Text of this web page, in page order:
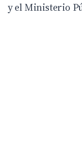
y el Ministerio